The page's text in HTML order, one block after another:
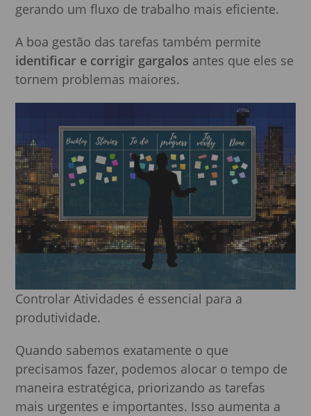
gerando um fluxo de trabalho mais eficiente.
A boa gestão das tarefas também permite
identificar e corrigir gargalos antes que eles se
tornem problemas maiores.
Controlar Atividades é essencial para a
produtividade.
Quando sabemos exatamente o que
precisamos fazer, podemos alocar o tempo de
maneira estratégica, priorizando as tarefas
mais urgentes e importantes. Isso aumenta a